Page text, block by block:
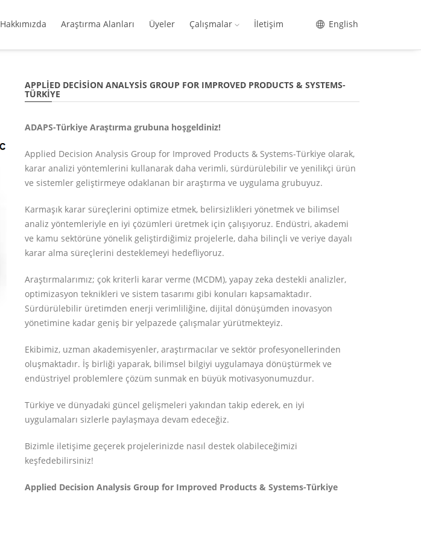
Hakkımızda Araştırma Alanları Üyeler Çalışmalar İletişim English
APPLIED DECISION ANALYSIS GROUP FOR IMPROVED PRODUCTS & SYSTEMS-
TÜRKIYE
ADAPS-Türkiye Araştırma grubuna hoşgeldiniz!
Applied Decision Analysis Group for Improved Products & Systems-Türkiye olarak,
karar analizi yöntemlerini kullanarak daha verimli, sürdürülebilir ve yenilikçi ürün
ve sistemler geliştirmeye odaklanan bir araştırma ve uygulama grubuyuz.
Karmaşık karar süreçlerini optimize etmek, belirsizlikleri yönetmek ve bilimsel
analiz yöntemleriyle en iyi çözümleri üretmek için çalışıyoruz. Endüstri, akademi
ve kamu sektörüne yönelik geliştirdiğimiz projelerle, daha bilinçli ve veriye dayalı
karar alma süreçlerini desteklemeyi hedefliyoruz.
Araştırmalarımız; çok kriterli karar verme (MCDM), yapay zeka destekli analizler,
optimizasyon teknikleri ve sistem tasarımı gibi konuları kapsamaktadır.
Sürdürülebilir üretimden enerji verimliliğine, dijital dönüşümden inovasyon
yönetimine kadar geniş bir yelpazede çalışmalar yürütmekteyiz.
Ekibimiz, uzman akademisyenler, araştırmacılar ve sektör profesyonellerinden
oluşmaktadır. İş birliği yaparak, bilimsel bilgiyi uygulamaya dönüştürmek ve
endüstriyel problemlere çözüm sunmak en büyük motivasyonumuzdur.
Türkiye ve dünyadaki güncel gelişmeleri yakından takip ederek, en iyi
uygulamaları sizlerle paylaşmaya devam edeceğiz.
Bizimle iletişime geçerek projelerinizde nasıl destek olabileceğimizi
keşfedebilirsiniz!
Applied Decision Analysis Group for Improved Products & Systems-Türkiye